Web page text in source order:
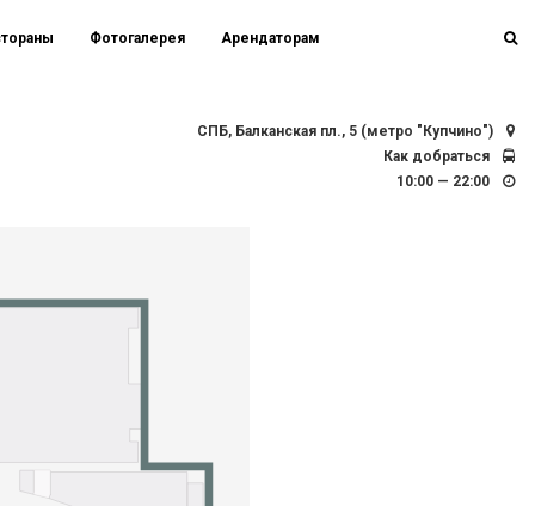
Фотогалерея Арендаторам
СПБ, Балканская пл., 5 (метро "Купчино")
Как добраться
10:00 — 22:00